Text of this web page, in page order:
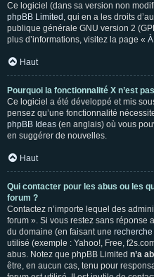
Ce logiciel (dans sa version non
phpBB Limited , qui en a les droits
publique générale GNU version 2
plus d’informations, visitez la page «
Haut
Pourquoi la fonctionnalité X n’est
Ce logiciel a été développé et mis
pensez qu’une fonctionnalité
phpBB Ideas (en anglais) où vous
en suggérer de nouvelles.
Haut
Qui contacter pour les abus ou les
forum ?
Contactez n’importe lequel des
forum ». Si vous restez sans réponse
du domaine (en faisant une
utilisé (exemple : Yahoo!, Free,
abus. Notez que phpBB Limited n’a
être, en aucun cas, tenu pour